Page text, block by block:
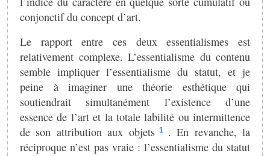
conjonctif du concept d’art.
Le rapport entre ces deux essentialismes est
relativement complexe. L’essentialisme du contenu
semble impliquer l’essentialisme du statut, et je
peine à imaginer une théorie esthétique qui
soutiendrait simultanément l’existence d’une
essence de l’art et la totale labilité ou intermittence
de son attribution aux objets 1 . En revanche, la
réciproque n’est pas vraie : l’essentialisme du statut